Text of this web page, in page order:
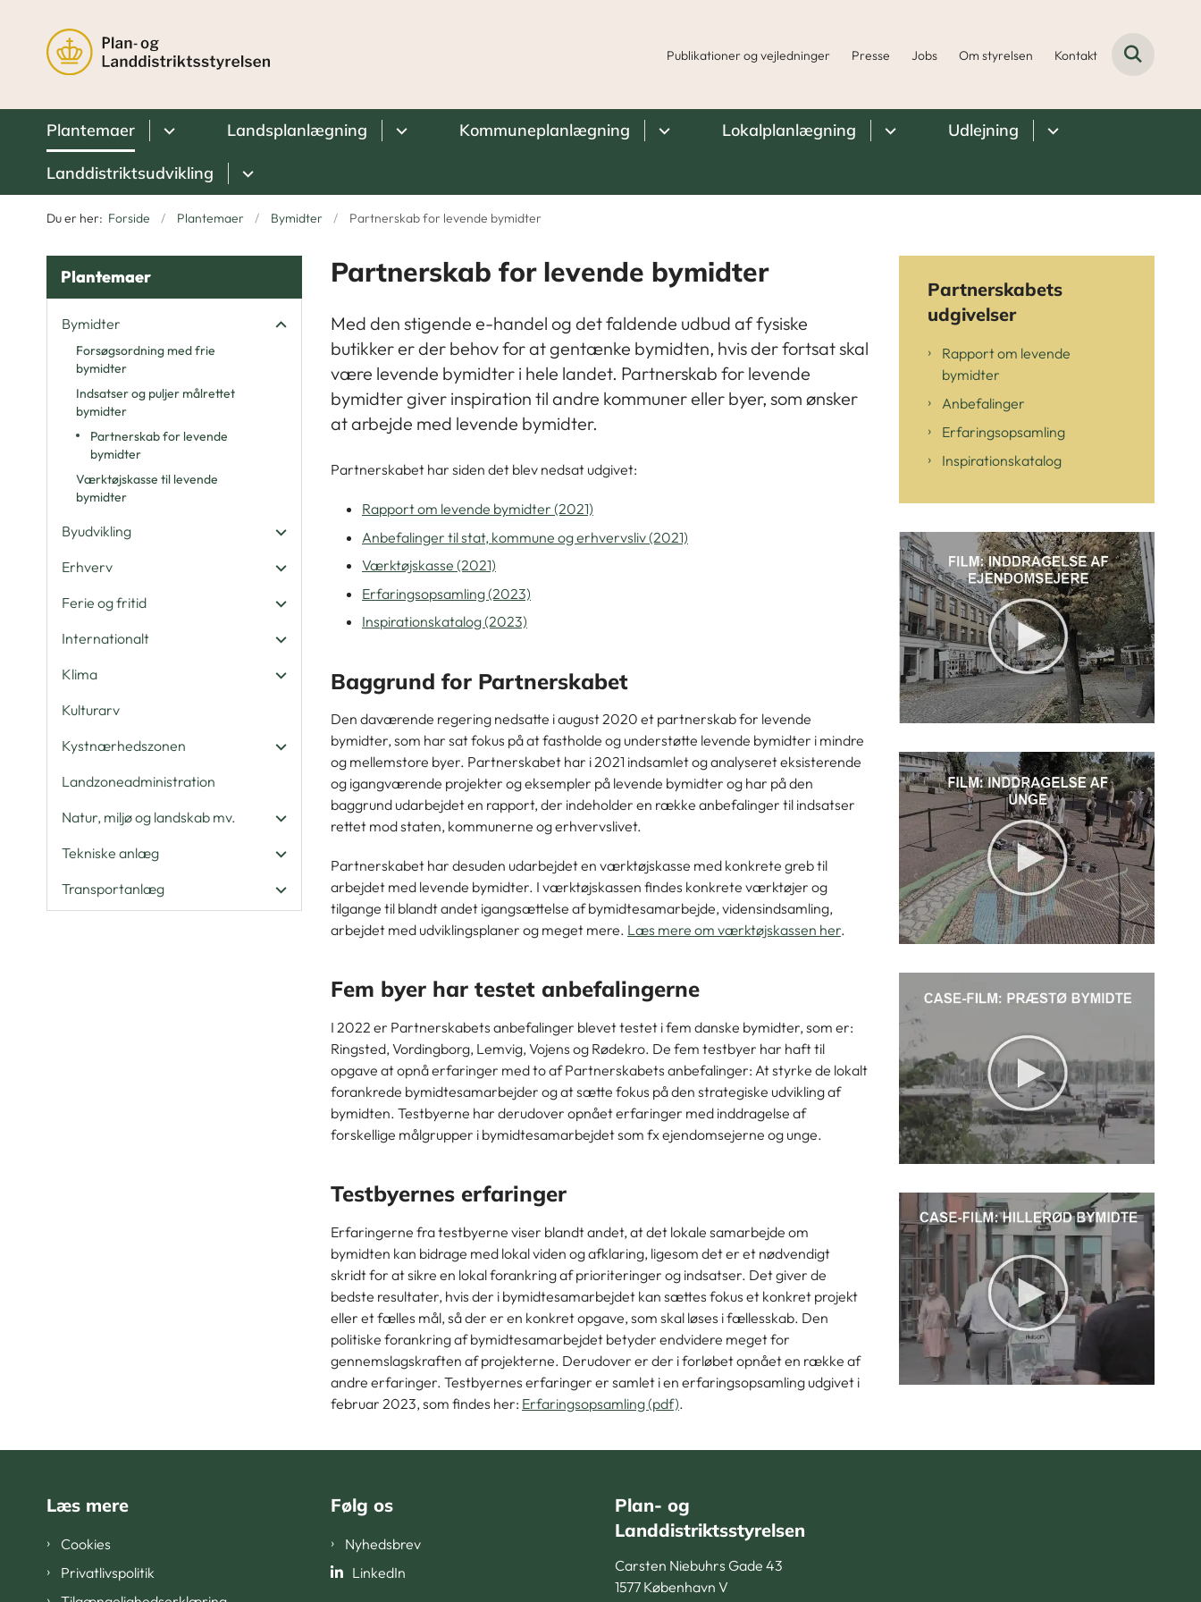
Publikationer og vejledninger Presse Jobs Om styrelsen Kontakt
Plantemaer Landsplanlægning Kommuneplanlægning Lokalplanlægning Udlejning
Landdistriktsudvikling
Du er her: Forside Plantemaer Bymidter Partnerskab for levende bymidter
Plantemaer
Bymidter
Forsøgsordning med frie
bymidter
Indsatser og puljer målrettet
bymidter
Partnerskab for levende
bymidter
Værktøjskasse til levende
bymidter
Byudvikling
Erhverv
Ferie og fritid
Internationalt
Klima
Kulturarv
Kystnærhedszonen
Landzoneadministration
Natur, miljø og landskab mv.
Tekniske anlæg
Transportanlæg
Partnerskab for levende bymidter
Med den stigende e-handel og det faldende udbud af fysiske
butikker er der behov for at gentænke bymidten, hvis der fortsat skal
være levende bymidter i hele landet. Partnerskab for levende
bymidter giver inspiration til andre kommuner eller byer, som ønsker
at arbejde med levende bymidter.
Partnerskabet har siden det blev nedsat udgivet:
Rapport om levende bymidter (2021)
Anbefalinger til stat, kommune og erhvervsliv (2021)
Værktøjskasse (2021)
Erfaringsopsamling (2023)
Inspirationskatalog (2023)
Baggrund for Partnerskabet
Den daværende regering nedsatte iaugust 2020 et partnerskab for levende
bymidter, som har sat fokus på at fastholde og understøtte levende bymidter i mindre
og mellemstore byer. Partnerskabet har i2021 indsamlet og analyseret eksisterende
og igangværende projekter og eksempler på levende bymidter og har på den
baggrund udarbejdet en rapport, der indeholder en række anbefalinger til indsatser
rettet mod staten, kommunerne og erhvervslivet.
Partnerskabet har desuden udarbejdet en værktøjskasse med konkrete greb til
arbejdet med levende bymidter. I værktøjskassen findes konkrete værktøjer og
tilgange til blandt andet igangsættelse af bymidtesamarbejde, vidensindsamling,
arbejdet med udviklingsplaner og meget mere. Læs mere om værktøjskassen her.
Fem byer har testet anbefalingerne
I 2022 er Partnerskabets anbefalinger blevet testet i fem danske bymidter, som er:
Ringsted, Vordingborg, Lemvig, Vojens og Rødekro. De fem testbyer har haft til
opgave at opnå erfaringer med to afPartnerskabets anbefalinger: At styrke de lokalt
forankrede bymidtesamarbejder og at sætte fokus på den strategiske udvikling af
bymidten. Testbyerne har derudover opnået erfaringer med inddragelse af
forskellige målgrupper i bymidtesamarbejdet som fx ejendomsejerne og unge.
Testbyernes erfaringer
Erfaringerne fra testbyerne viser blandt andet, at det lokale samarbejde om
bymidten kan bidrage med lokal viden og afklaring, ligesom det er et nødvendigt
skridt for at sikre en lokal forankring af prioriteringer og indsatser. Det giver de
bedste resultater, hvis der i bymidtesamarbejdet kan sættes fokus et konkret projekt
eller et fælles mål, så der er en konkret opgave, som skal løses i fællesskab. Den
politiske forankring af bymidtesamarbejdet betyder endvidere meget for
gennemslagskraften af projekterne. Derudover er der i forløbet opnået en række af
andre erfaringer. Testbyernes erfaringer er samlet i en erfaringsopsamling udgivet i
februar 2023, som findes her: Erfaringsopsamling (pdf).
Partnerskabets
udgivelser
Rapport om levende
bymidter
Anbefalinger
Erfaringsopsamling
Inspirationskatalog
Læs mere
Cookies
Privatlivspolitik
Følg os
Nyhedsbrev
LinkedIn
Plan- og
Landdistriktsstyrelsen
Carsten Niebuhrs Gade 43
1577 København V